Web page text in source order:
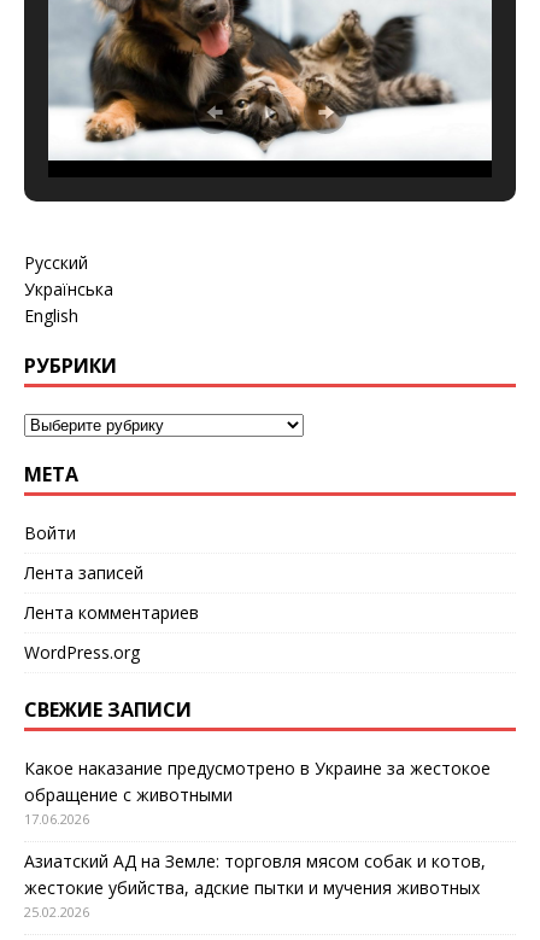
Русский
Українська
English
РУБРИКИ
МЕТА
Войти
Лента записей
Лента комментариев
WordPress.org
СВЕЖИЕ ЗАПИСИ
Какое наказание предусмотрено в Украине за жестокое
обращение с животными
17.06.2026
Азиатский АД на Земле: торговля мясом собак и котов,
жестокие убийства, адские пытки и мучения животных
25.02.2026